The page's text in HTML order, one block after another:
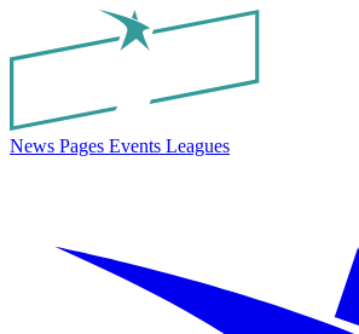
News Pages Events Leagues